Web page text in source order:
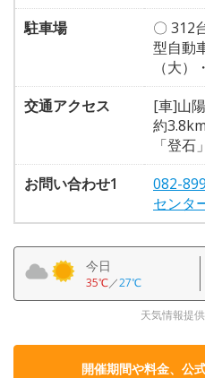
駐車場
〇 312
型自動
（大
交通アクセス
[車]山
約
「登
お問い合わせ1
082-
センタ
今日
35℃／27℃
天気情報提
開催期間や料金、公